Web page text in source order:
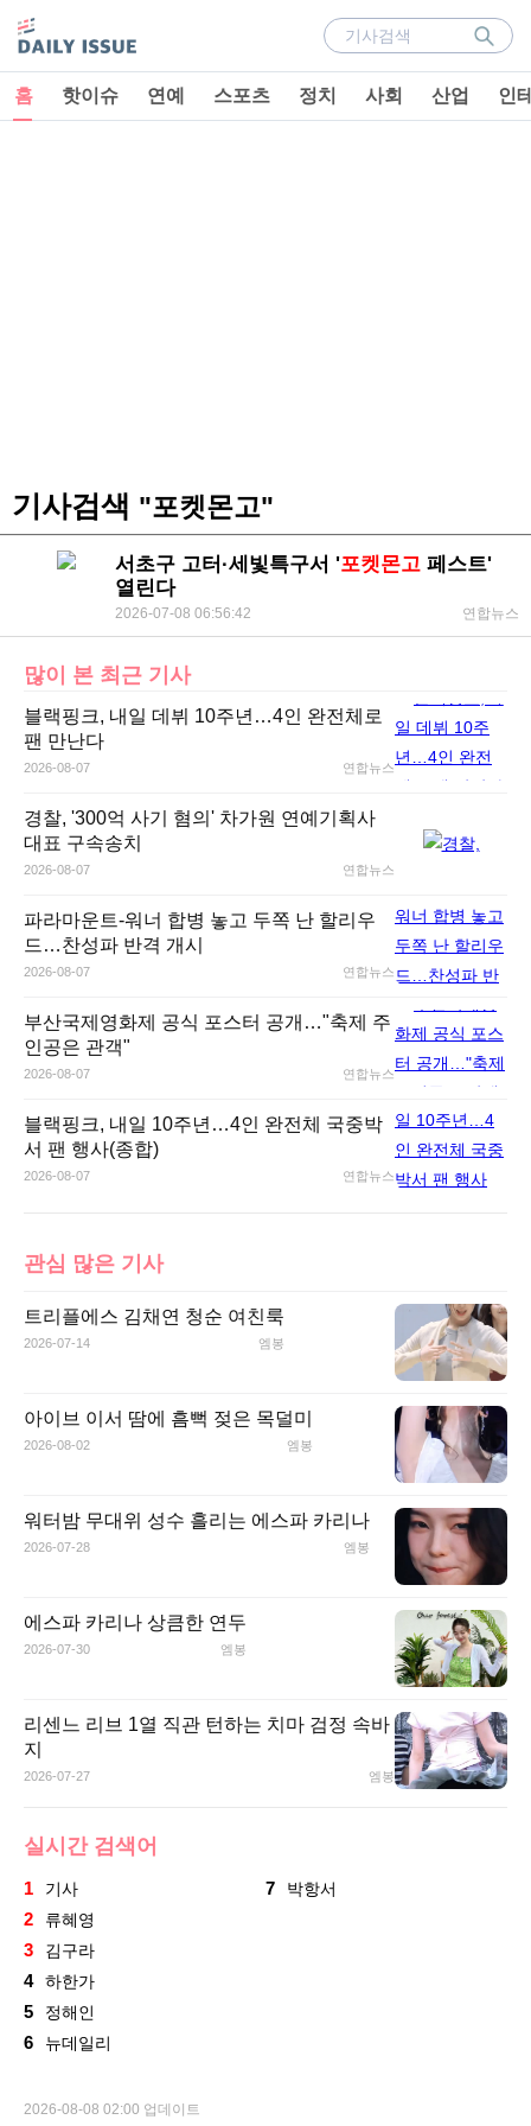
홈 핫이슈 연예 스포츠 정치 사회 산업 인
기사검색 "포켓몬고"
서초구 고터·세빛특구서 '포켓몬고 페스트'
열린다
2026-07-08 06:56:42 연합뉴스
많이 본 최근 기사
블랙핑크, 내일 데뷔 10주년…4인 완전체로
팬 만난다
2026-08-07 연합뉴스
경찰, '300억 사기 혐의' 차가원 연예기획사
대표 구속송치
2026-08-07 연합뉴스
파라마운트-워너 합병 놓고 두쪽 난 할리우
드…찬성파 반격 개시
2026-08-07 연합뉴스
부산국제영화제 공식 포스터 공개…"축제 주
인공은 관객"
2026-08-07 연합뉴스
블랙핑크, 내일 10주년…4인 완전체 국중박
서 팬 행사(종합)
2026-08-07 연합뉴스
관심 많은 기사
트리플에스 김채연 청순 여친룩
2026-07-14 엠봉
아이브 이서 땀에 흠뻑 젖은 목덜미
2026-08-02 엠봉
워터밤 무대위 성수 흘리는 에스파 카리나
2026-07-28 엠봉
에스파 카리나 상큼한 연두
2026-07-30 엠봉
리센느 리브 1열 직관 턴하는 치마 검정 속바
지
2026-07-27 엠봉
실시간 검색어
1 기사
2 류혜영
3 김구라
4 하한가
5 정해인
6 뉴데일리
7 박항서
2026-08-08 02:00 업데이트